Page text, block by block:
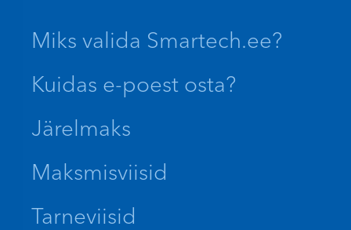
Miks valida Smartech.ee?
Kuidas e-poest osta?
Järelmaks
Maksmisviisid
Tarneviisid